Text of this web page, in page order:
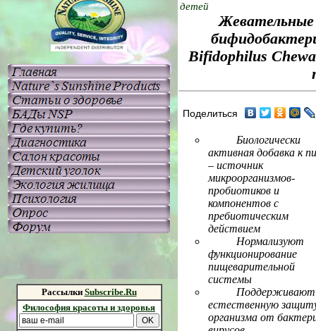
Рассылки Subscribe.Ru
Философия красоты и здоровья
детей
Bifidophilus
Поделиться
Биологически
активная добавка к
– источник
микроорганизмов-
пробиотиков и
компонентов с
пребиотическим
действием
Нормализуют
функционирование
пищеварительной
системы
Поддерживают
естественную
организма от